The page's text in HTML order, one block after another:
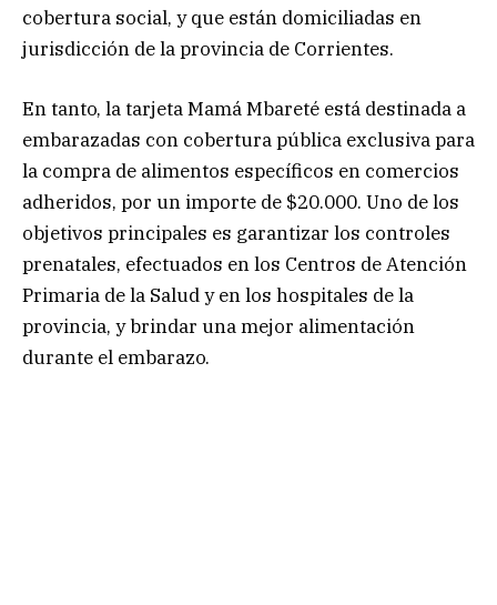
cobertura social, y que están domiciliadas en
jurisdicción de la provincia de Corrientes.
En tanto, la tarjeta Mamá Mbareté está destinada a
embarazadas con cobertura pública exclusiva para
la compra de alimentos específicos en comercios
adheridos, por un importe de $20.000. Uno de los
objetivos principales es garantizar los controles
prenatales, efectuados en los Centros de Atención
Primaria de la Salud y en los hospitales de la
provincia, y brindar una mejor alimentación
durante el embarazo.